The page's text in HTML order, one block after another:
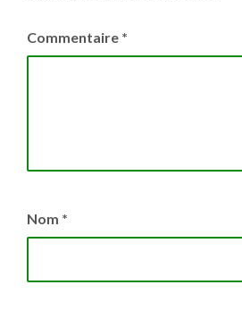
Commentaire *
Nom *